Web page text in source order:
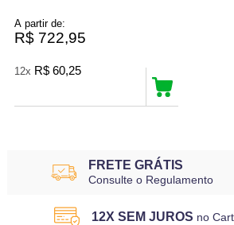
A partir de:
R$ 722,95
12x R$ 60,25
FRETE GRÁTIS
Consulte o Regulamento
12X SEM JUROS no